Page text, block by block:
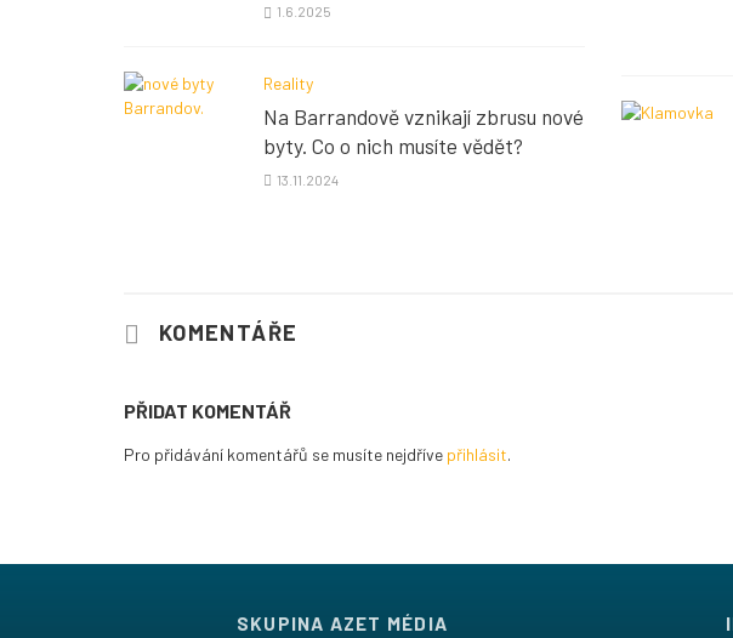
1.6.2025
Reality
Na Barrandově vznikají zbrusu nové
byty. Co o nich musíte vědět?
13.11.2024
KOMENTÁŘE
PŘIDAT KOMENTÁŘ
Pro přidávání komentářů se musíte nejdříve přihlásit.
SKUPINA AZET MÉDIA